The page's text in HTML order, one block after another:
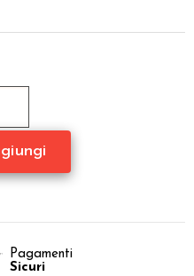
Pagamenti
Sicuri